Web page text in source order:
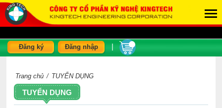
Đăng ký Đăng nhập
Trang chủ / TUYỂN DỤNG
TUYỂN DỤNG